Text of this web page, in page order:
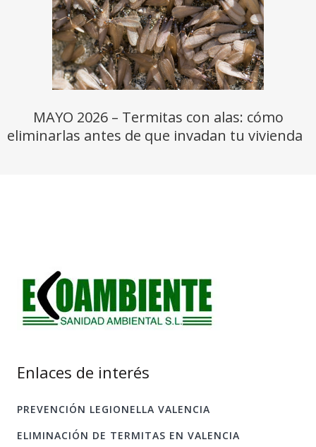
MAYO 2026 – Termitas con alas: cómo
eliminarlas antes de que invadan tu vivienda
Enlaces de interés
PREVENCIÓN LEGIONELLA VALENCIA
ELIMINACIÓN DE TERMITAS EN VALENCIA